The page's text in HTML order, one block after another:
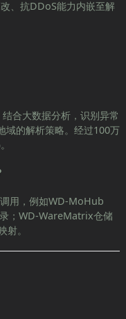
、抗DDoS能力内嵌至解
合大数据分析，识别异常
域的解析策略。经过100万
用，例如WD-MoHub
；WD-WareMatrix仓储
。